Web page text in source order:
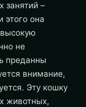
занятий –
этого она
не
преданны
внимание,
Эту кошку
животных,